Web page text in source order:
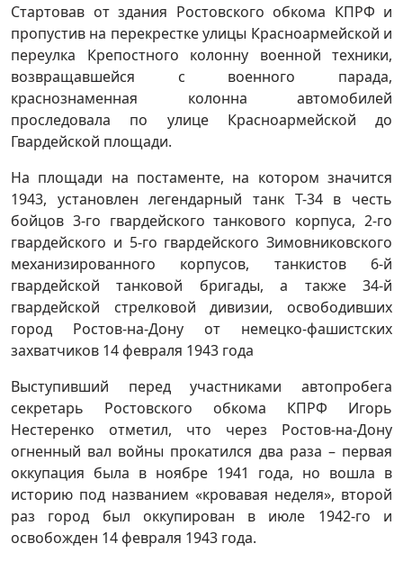
Стартовав от здания Ростовского обкома КПРФ и
пропустив на перекрестке улицы Красноармейской и
переулка Крепостного колонну военной техники,
возвращавшейся с военного парада,
краснознаменная колонна автомобилей
проследовала по улице Красноармейской до
Гвардейской площади.
На площади на постаменте, на котором значится
1943, установлен легендарный танк Т-34 в честь
бойцов 3-го гвардейского танкового корпуса, 2-го
гвардейского и 5-го гвардейского Зимовниковского
механизированного корпусов, танкистов 6-й
гвардейской танковой бригады, а также 34-й
гвардейской стрелковой дивизии, освободивших
город Ростов-на-Дону от немецко-фашистских
захватчиков 14 февраля 1943 года
Выступивший перед участниками автопробега
секретарь Ростовского обкома КПРФ Игорь
Нестеренко отметил, что через Ростов-на-Дону
огненный вал войны прокатился два раза – первая
оккупация была в ноябре 1941 года, но вошла в
историю под названием «кровавая неделя», второй
раз город был оккупирован в июле 1942-го и
освобожден 14 февраля 1943 года.